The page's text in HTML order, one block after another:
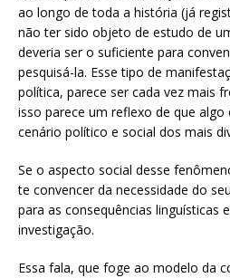
ao longo de toda a história (já
não ter sido objeto de estudo de
deveria ser o suficiente para
pesquisá-la. Esse tipo de
política, parece ser cada vez mais
isso parece um reflexo de que
cenário político e social dos mais
Se o aspecto social desse
te convencer da necessidade do
para as consequências linguísticas
investigação.
Essa fala, que foge ao modelo da